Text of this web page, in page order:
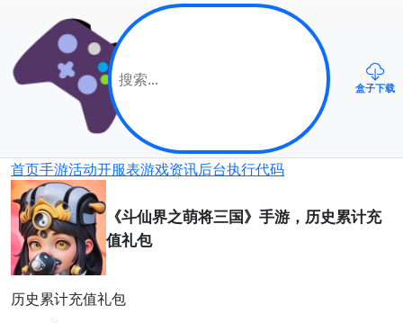
盒子下载
首页手游活动开服表游戏资讯后台执行代码
《斗仙界之萌将三国》手游，历史累计充
值礼包
历史累计充值礼包